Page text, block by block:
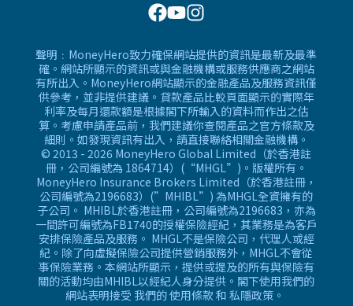
私人貸款銀行或機構
精選產品
換領現金券流程
常見問題
條款及細則
編輯守則
廣告合作
廣告政策
私隱政策
加入我們
媒體報導
聲明﹕MoneyHero致力確保網站提供的資訊是最新及最準
確。網站所顯示的資訊或與金融機構或服務供應商之網站
有所出入。MoneyHero網站顯示的金融產品及服務資訊僅
供參考，並非提供建議。貸款產品比較頁面顯示的實際年
利率及每月還款額是根據閣下所輸入的資料而作出之估
算。考慮申請產品前，我們建議你查閱產品之官方條款及
細則。如發現資訊有出入，請直接聯絡相關金融機構。
© 2013 - 2026 MoneyHero Global Limited（於香港註
冊，公司編號為 1864714）(“MHGL”)。版權所有。
MoneyHero Insurance Brokers Limited（於香港註冊，
公司編號為2196683）(”MHIBL”) 為MHGL全資擁有的
子公司。 MHIBL於香港註冊，公司編號為2196683，亦為
一間許可編號為FB1740的授權保險經紀，其業務是為客戶
安排保險產品及服務。 MHGL不是保險公司，代理人或經
紀。除了向虛擬保險公司提供營銷服務外，MHGL不會從
事保險業務。本網站所顯示，提供或提及的所有與保險有
關的活動均由MHIBL以經紀人身分提供。閣下使用我們的
網站表明接受 我們的使用條款 和私隱政策 。